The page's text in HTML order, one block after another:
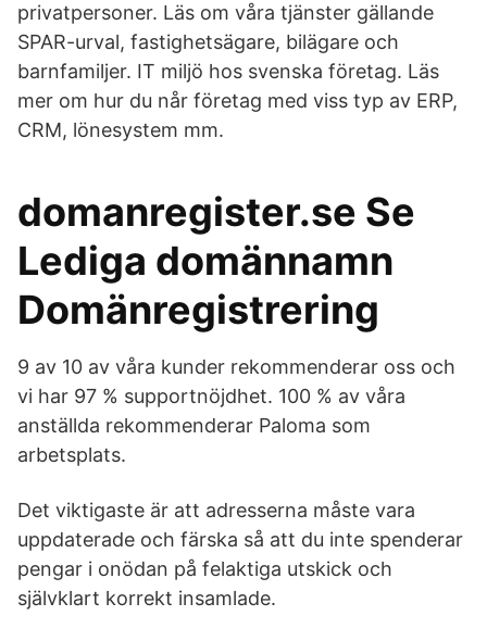
privatpersoner. Läs om våra tjänster gällande
SPAR-urval, fastighetsägare, bilägare och
barnfamiljer. IT miljö hos svenska företag. Läs
mer om hur du når företag med viss typ av ERP,
CRM, lönesystem mm.
domanregister.se Se
Lediga domännamn
Domänregistrering
9 av 10 av våra kunder rekommenderar oss och
vi har 97 % supportnöjdhet. 100 % av våra
anställda rekommenderar Paloma som
arbetsplats.
Det viktigaste är att adresserna måste vara
uppdaterade och färska så att du inte spenderar
pengar i onödan på felaktiga utskick och
självklart korrekt insamlade.